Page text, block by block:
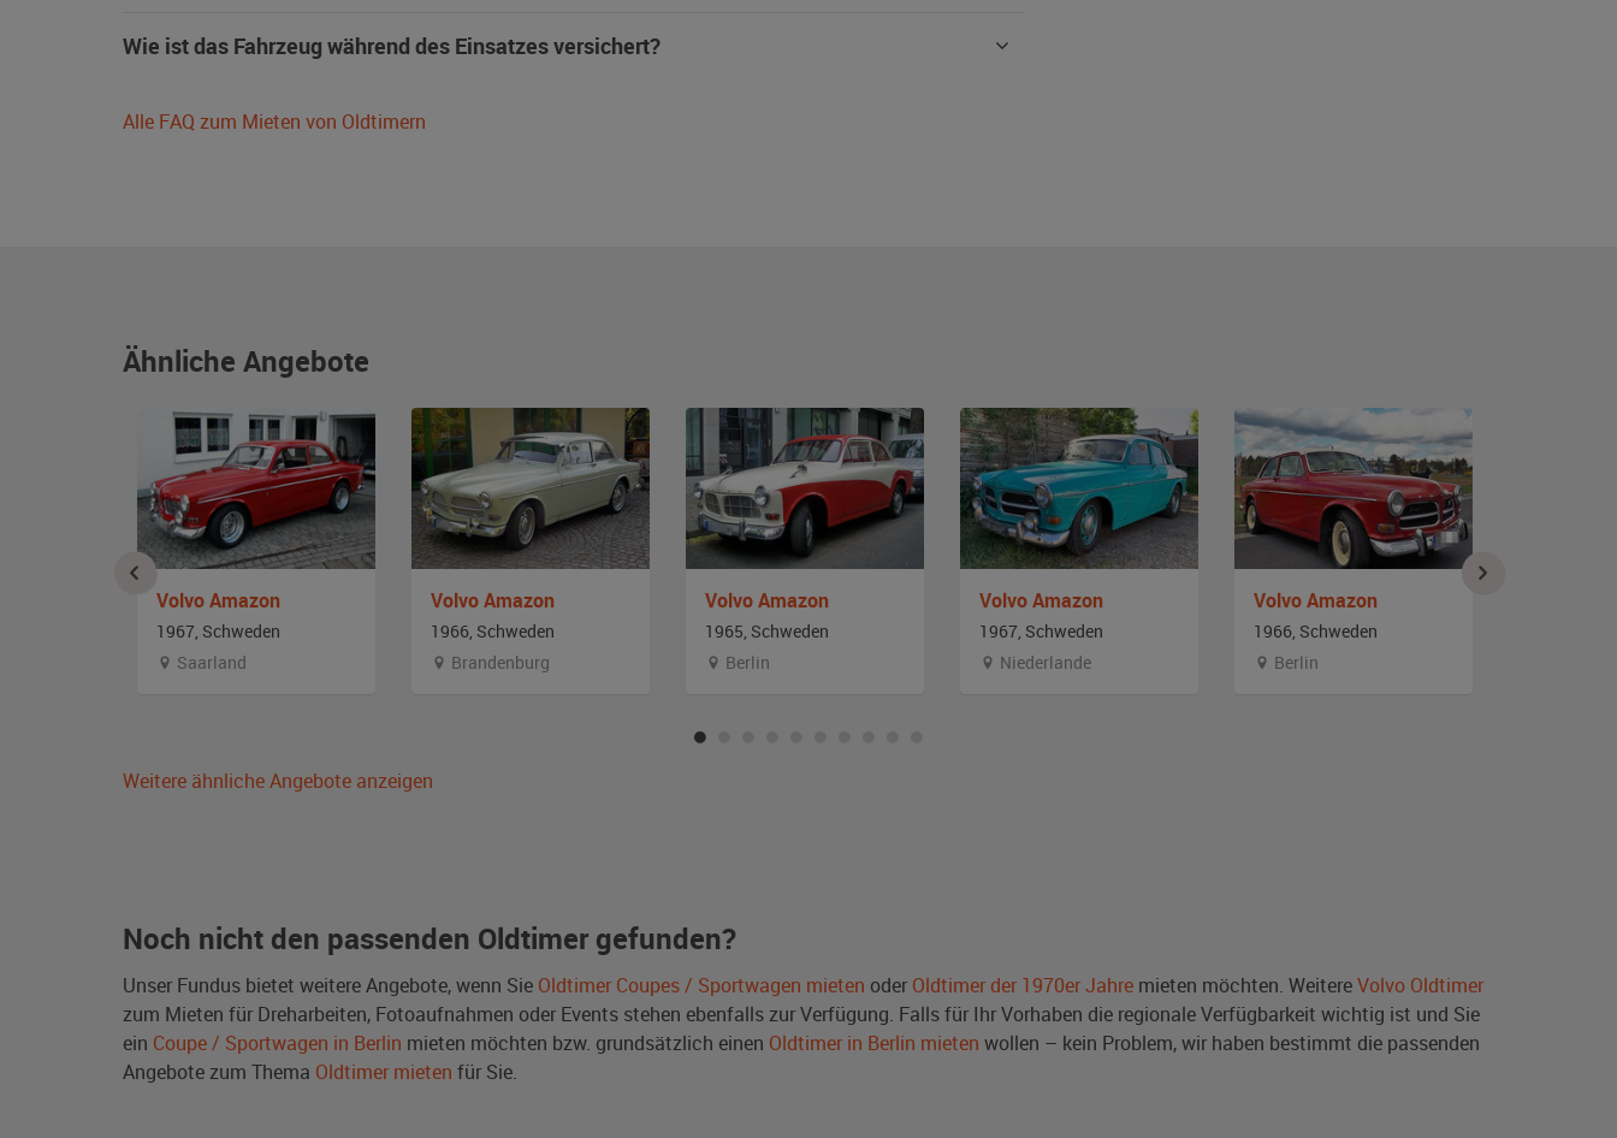
Wie ist das Fahrzeug während des Einsatzes versichert?
Alle FAQ zum Mieten von Oldtimern
Ähnliche Angebote
Volvo Amazon
1967, Schweden
Saarland
Volvo Amazon
1966, Schweden
Brandenburg
Volvo Amazon
1965, Schweden
Berlin
Volvo Amazon
1967, Schweden
Niederlande
Volvo Amazon
1966, Schweden
Berlin
Weitere ähnliche Angebote anzeigen
Noch nicht den passenden Oldtimer gefunden?
Unser Fundus bietet weitere Angebote, wenn Sie Oldtimer Coupes / Sportwagen mieten oder Oldtimer der 1970er Jahre mieten möchten. WeitereVolvo Oldtimer
zum Mieten für Dreharbeiten, Fotoaufnahmen oder Events stehen ebenfalls zur Verfügung. Falls für Ihr Vorhaben die regionale Verfügbarkeit wichtig ist und Sie
ein Coupe / Sportwagen in Berlin mieten möchten bzw. grundsätzlich einen Oldtimer in Berlin mieten wollen – kein Problem, wir haben bestimmt die passenden
Angebote zum Thema Oldtimer mieten für Sie.